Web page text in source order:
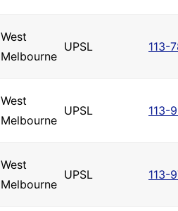
West
Melbourne
UPSL 113-
West
Melbourne
UPSL 113-
West
Melbourne
UPSL 113-